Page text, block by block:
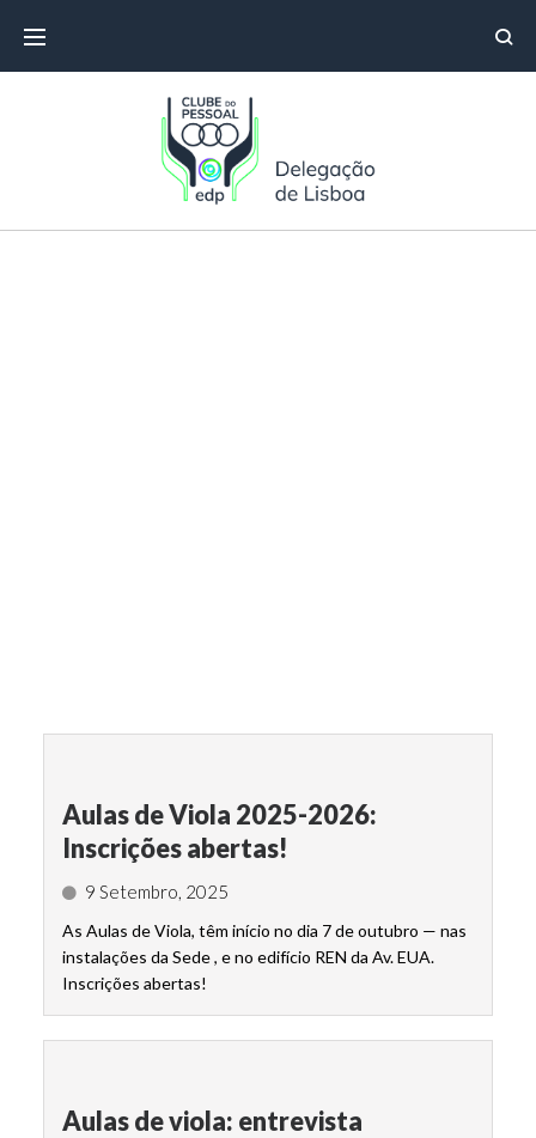
Aulas de Viola 2025-2026:
Inscrições abertas!
9 Setembro, 2025
As Aulas de Viola, têm início no dia 7 de outubro — nas
instalações da Sede , e no edifício REN da Av. EUA.
Inscrições abertas!
Aulas de viola: entrevista